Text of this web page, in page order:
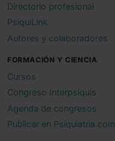
Directorio profesional
PsiquiLink
Autores y colaboradores
FORMACIÓN Y CIENCIA
Cursos
Congreso Interpsiquis
Agenda de congresos
Publicar en Psiquiatria.com